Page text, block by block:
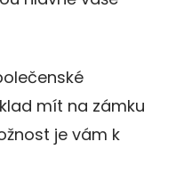
mít na zámku
je vám k